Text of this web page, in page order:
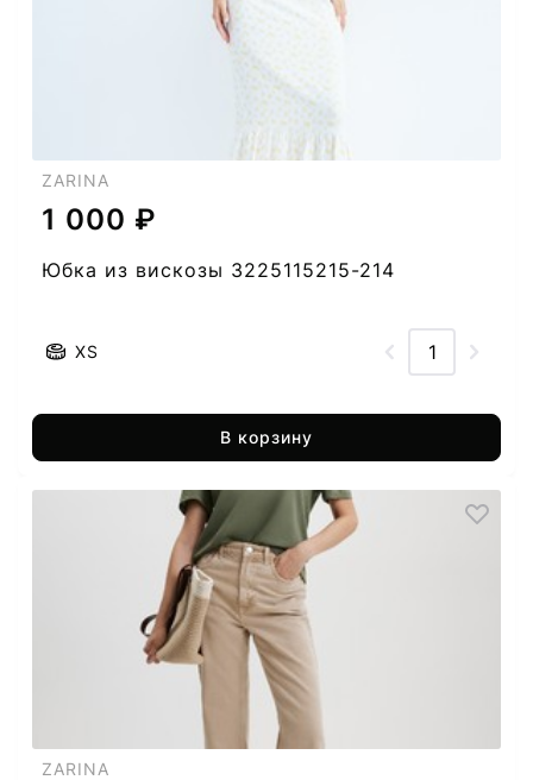
ZARINA
1 000 ₽
Юбка из вискозы 3225115215-214
XS
В корзину
ZARINA